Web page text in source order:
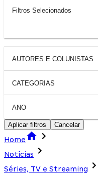
Filtros Selecionados
AUTORES E COLUNISTAS
CATEGORIAS
ANO
Aplicar filtros Cancelar
Home
Notícias
Séries, TV e Streaming